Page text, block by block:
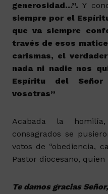
generosidad…”.Y
siempre por el
que va siempre
través de esos
carismas, el
nada ni nadie nos
Espíritu del
vosotras”
Acabada la
consagrados se
votos de “obediencia,
Pastor diocesano,
Te damos gracias Señor,